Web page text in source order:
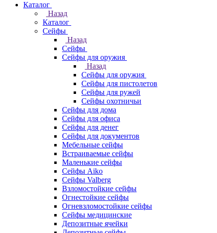
Каталог
Назад
Каталог
Cейфы
Назад
Cейфы
Cейфы для оружия
Назад
Cейфы для оружия
Сейфы для пистолетов
Сейфы для ружей
Сейфы охотничьи
Cейфы для дома
Cейфы для офиса
Сейфы для денег
Сейфы для документов
Мебельные сейфы
Встраиваемые сейфы
Маленькие сейфы
Сейфы Aiko
Сейфы Valberg
Взломостойкие сейфы
Огнестойкие сейфы
Огневзломостойкие сейфы
Сейфы медицинские
Депозитные ячейки